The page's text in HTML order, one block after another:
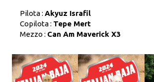
Pilota : Akyuz Israfil
Copilota : Tepe Mert
Mezzo : Can Am Maverick X3